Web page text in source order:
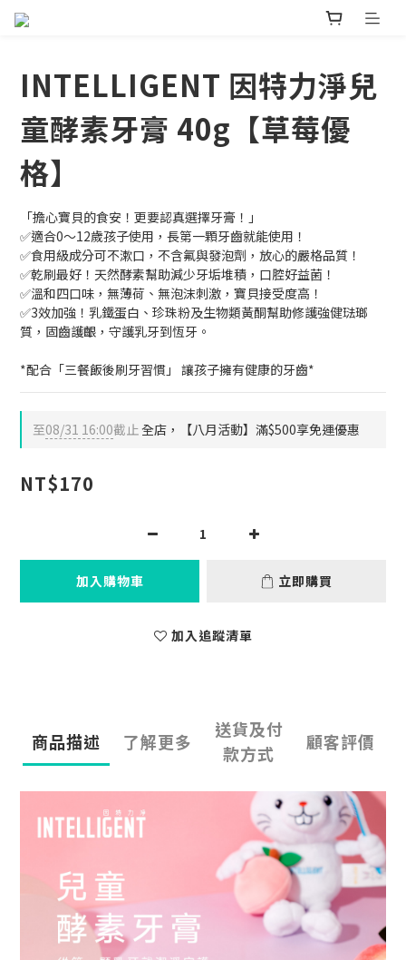
INTELLIGENT 因特力淨兒
童酵素牙膏 40g【草莓優
格】
「擔心寶貝的食安！更要認真選擇牙膏！」
✅適合0～12歲孩子使用，長第一顆牙齒就能使用！
✅食用級成分可不漱口，不含氟與發泡劑，放心的嚴格品質！
✅乾刷最好！天然酵素幫助減少牙垢堆積，口腔好益菌！
✅溫和四口味，無薄荷、無泡沫刺激，寶貝接受度高！
✅3效加強！乳鐵蛋白、珍珠粉及生物類黃酮幫助修護強健琺瑯
質，固齒護齦，守護乳牙到恆牙。
*配合「三餐飯後刷牙習慣」 讓孩子擁有健康的牙齒*
至08/31 16:00截止全店，【八月活動】滿$500享免運優惠
NT$170
加入購物車 立即購買
加入追蹤清單
商品描述 了解更多
送貨及付
款方式
顧客評價